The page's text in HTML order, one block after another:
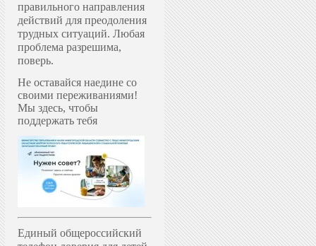
правильного направления
действий для преодоления
трудных ситуаций. Любая
проблема разрешима,
поверь.
Не оставайся наедине со
своими переживаниями!
Мы здесь, чтобы
поддержать тебя
Единый общероссийский